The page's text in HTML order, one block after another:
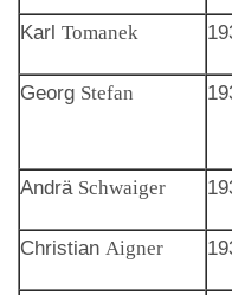
Karl Tomanek
Georg Stefan
Andrä Schwaiger
Christian Aigner